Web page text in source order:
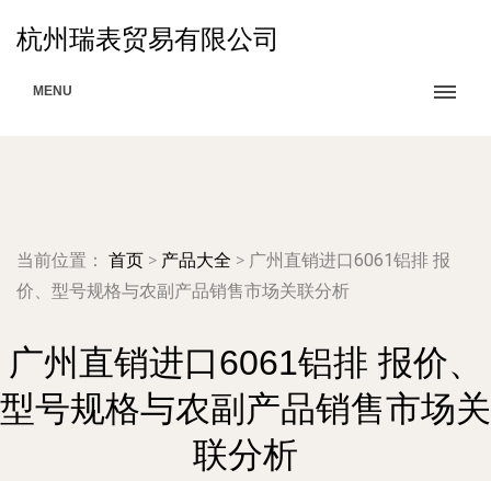
杭州瑞表贸易有限公司
MENU
当前位置： 首页 > 产品大全 > 广州直销进口6061铝排 报
价、型号规格与农副产品销售市场关联分析
广州直销进口6061铝排 报价、
型号规格与农副产品销售市场关
联分析